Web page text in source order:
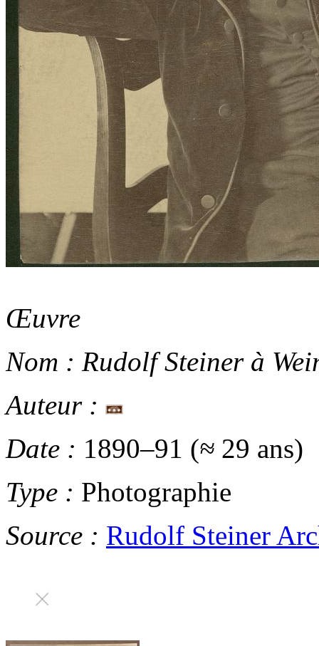
Œuvre
Nom : Rudolf Steiner à
Auteur :
Date : 1890–91 (≈ 29 ans)
Type : Photographie
Source : Rudolf Steiner